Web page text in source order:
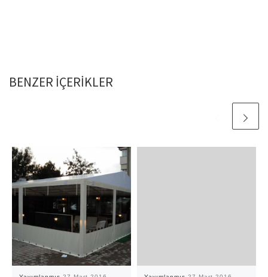
BENZER IÇERIKLER